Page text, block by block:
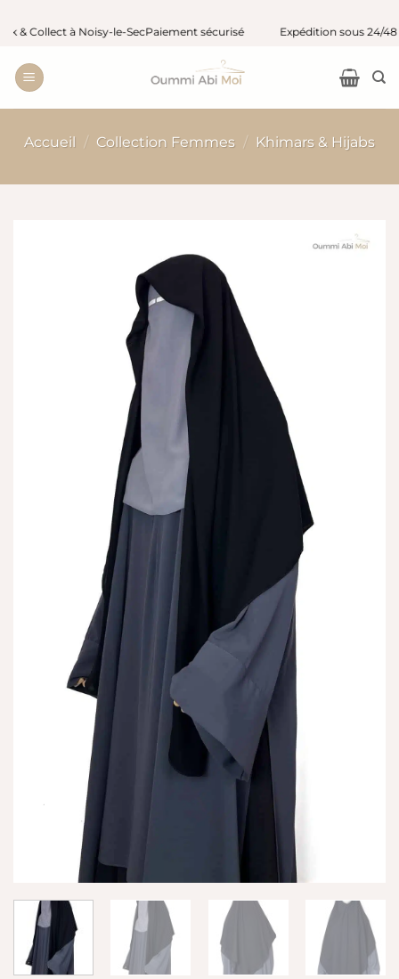
Passer
contenu
à Noisy-le-SecPaiement sécurisé Expédition sous 24/48 h
Accueil / Collection Femmes / Khimars & Hijabs